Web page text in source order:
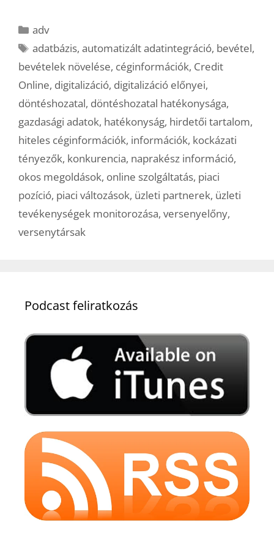
Kategória
adv
Címkék
adatbázis,automatizált adatintegráció, bevétel,
bevételek növelése, céginformációk, Credit
Online, digitalizáció, digitalizáció előnyei,
döntéshozatal, döntéshozatal hatékonysága,
gazdasági adatok, hatékonyság, hirdetői tartalom,
hiteles céginformációk, információk, kockázati
tényezők, konkurencia, naprakész információ,
okos megoldások, online szolgáltatás, piaci
pozíció, piaci változások, üzleti partnerek, üzleti
tevékenységek monitorozása, versenyelőny,
versenytársak
Podcast feliratkozás